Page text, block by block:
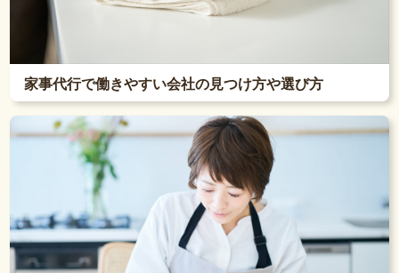
家事代行で働きやすい会社の見つけ方や選び方